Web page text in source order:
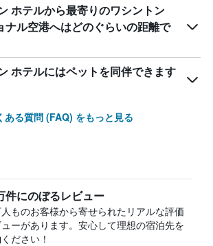
ホテルから最寄りのワシントン
ナル空港へはどのぐらいの距離で
ホテルにはペットを同伴できます
ある質問 (FAQ) をもっと見る
件にのぼるレビュー
ものお客様から寄せられたリアルな評価
ーがあります。安心して理想の宿泊先を
ださい！